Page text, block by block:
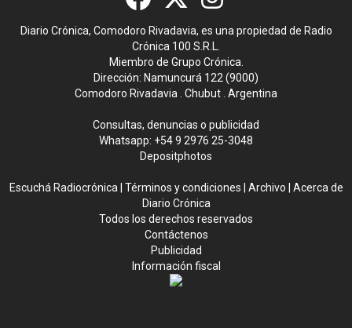
Diario Crónica, Comodoro Rivadavia, es una propiedad de Radio
Crónica 100 S.R.L.
Miembro de Grupo Crónica.
Dirección: Namuncurá 122 (9000)
Comodoro Rivadavia . Chubut . Argentina
Consultas, denuncias o publicidad
Whatsapp: +54 9 2976 25-3048
Depositphotos
Escuchá Radiocrónica Términos y condiciones Archivo
Acerca de
Diario Crónica
Todos los derechos reservados
Contáctenos
Publicidad
Información fiscal